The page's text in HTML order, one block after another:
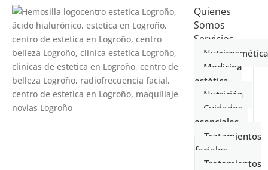
Quienes
Somos
Servicios
Nutricosmética
Medicina
estética
Nutrición
Cuidados
esenciales
Tratamientos
faciales
Tratamientos